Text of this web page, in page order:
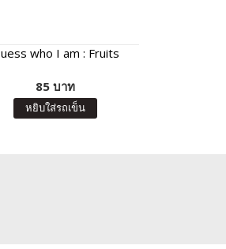
who I am : Fruits
85 บาท
หยิบใส่รถเข็น